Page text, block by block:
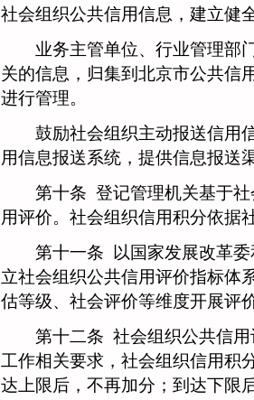
社会组织公共信用信息，建立健
业务主管单位、行业管理部门
关的信息，归集到北京市公共信
进行管理。
鼓励社会组织主动报送信用信
用信息报送系统，提供信息报送
第十条 登记管理机关基于
用评价。社会组织信用积分依据
第十一条
以国家发展改革
立社会组织公共信用评价指标体
估等级、社会评价等维度开展评
第十二条 社会组织公共信
工作相关要求，社会组织信用积
达上限后，不再加分；到达下限